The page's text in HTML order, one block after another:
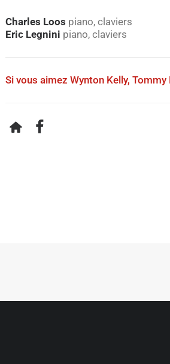
Charles Loos piano, claviers
Eric Legnini piano, claviers
Si vous aimez Wynton Kelly,